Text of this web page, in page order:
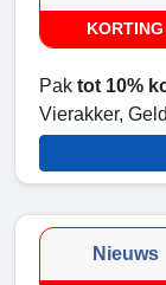
KORTING
Pak tot 10%
Vierakker,
Nieuws